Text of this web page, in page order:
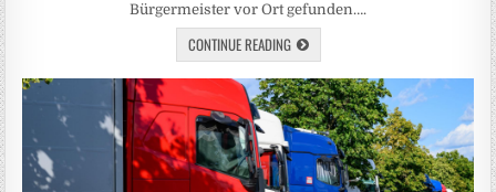
Bürgermeister vor Ort gefunden….
CONTINUE READING